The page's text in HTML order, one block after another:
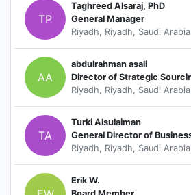
TP
Taghreed Alsaraj, PhD
General Manager
Riyadh, Riyadh, Saudi Arabia
AA
abdulrahman asali
Riyadh, Riyadh, Saudi Arabia
TA
Turki Alsulaiman
Riyadh, Riyadh, Saudi Arabia
Erik W.